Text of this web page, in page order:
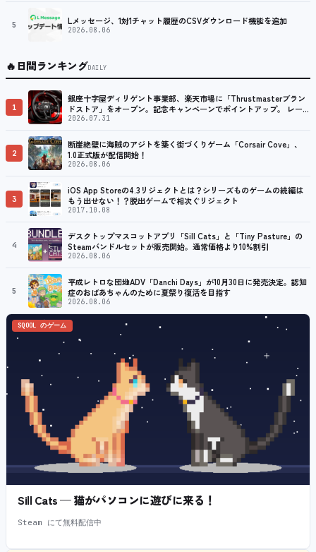
5 Lメッセージ、1対1チャット履歴のCSVダウンロード機能を追加
2026.08.06
🔥日間ランキングDAILY
1
銀座十字屋ディリゲント事業部、楽天市場に「Thrustmasterブラン
ドストア」をオープン。記念キャンペーンでポイントアップ。 レーシ
ング／フライトシム向けコントローラーを中心に、幅広くラインナッ
2026.07.31
2
断崖絶壁に海賊のアジトを築く街づくりゲーム「Corsair Cove」、
1.0正式版が配信開始！
2026.08.06
3
iOS App Storeの4.3リジェクトとは？シリーズものゲームの続編は
もう出せない！？脱出ゲームで相次ぐリジェクト
2017.10.08
4
デスクトップマスコットアプリ「Sill Cats」と「Tiny Pasture」の
Steamバンドルセットが販売開始。通常価格より10%割引
2026.08.06
5
平成レトロな団地ADV「Danchi Days」が10月30日に発売決定。認知
症のおばあちゃんのために夏祭り復活を目指す
2026.08.06
SQOOL のゲーム
Sill Cats — 猫がパソコンに遊びに来る！
Steam にて無料配信中